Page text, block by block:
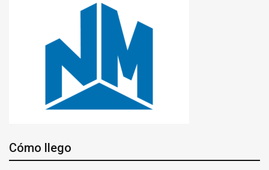
Cómo llego